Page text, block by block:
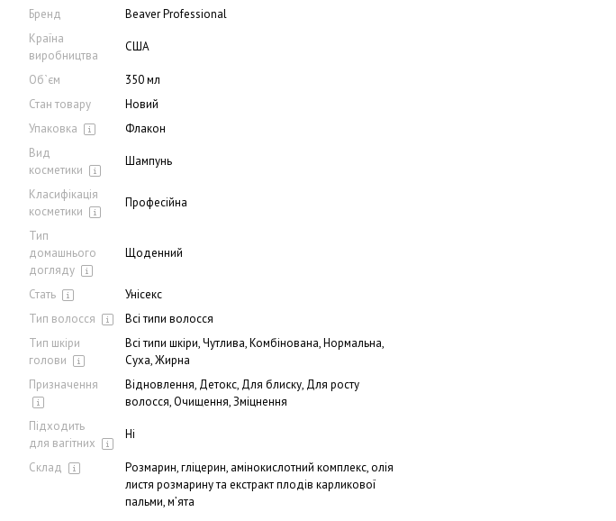
Бренд
Beaver Professional
Країна
виробництва
США
Об`єм
350 мл
Стан товару
Новий
Упаковка
Флакон
Вид
косметики
Шампунь
Класифікація
косметики
Професійна
Тип
домашнього
догляду
Щоденний
Стать
Унісекс
Тип волосся
Всі типи волосся
Тип шкіри
голови
Всі типи шкіри, Чутлива, Комбінована, Нормальна,
Суха, Жирна
Призначення
Відновлення, Детокс, Для блиску, Для росту
волосся, Очищення, Зміцнення
Підходить
для вагітних
Ні
Склад
Розмарин, гліцерин, амінокислотний комплекс, олія
листя розмарину та екстракт плодів карликової
пальми, м’ята